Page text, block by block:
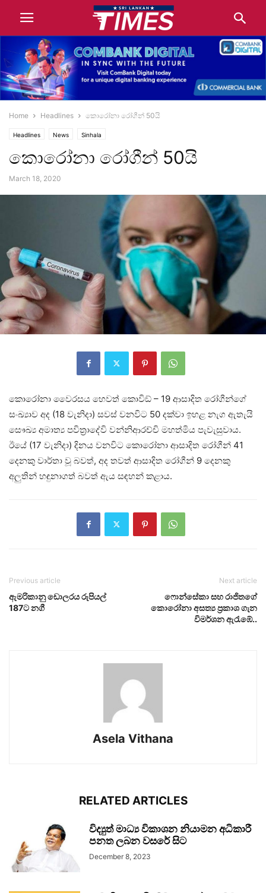
Home Headlines කොරෝනා රෝගීන් 50යි
Headlines News Sinhala
කොරෝනා රෝගීන් 50යි
March 18, 2020
කොරෝනා වෛරසය හෙවත් කොවිඞ් – 19 ආසාදිත රෝගීන්ගේ
සංඛ්‍යාව අද (18 වැනිදා) සවස් වනවිට 50 දක්වා ඉහළ නැග ඇතැයි
සෞඛ්‍ය අමාත්‍ය පවිත්‍රාදේවි වන්නිආරච්චි මහත්මිය පැවැසුවාය.
ඊයේ (17 වැනිදා) දිනය වනවිට කොරෝනා ආසාදිත රෝගීන් 41
දෙනකු වාර්තා වූ බවත්, අද තවත් ආසාදිත රෝගීන් 9 දෙනකු
අලුතින් හඳුනාගත් බවත් ඇය සඳහන් කළාය.
Previous article
ඇමරිකානු ඩොලරය රුපියල්
187ට නගී
Next article
ෆොන්සේකා සහ රාජිතගේ
කොරෝනා අසත්‍ය ප්‍රකාශ ගැන
විමර්ශන ඇරැඹේ..
Asela Vithana
RELATED ARTICLES
විද්‍යුත් මාධ්‍ය විකාශන නියාමන අධිකාරී
පනත ලබන වසරේ සිට
December 8, 2023